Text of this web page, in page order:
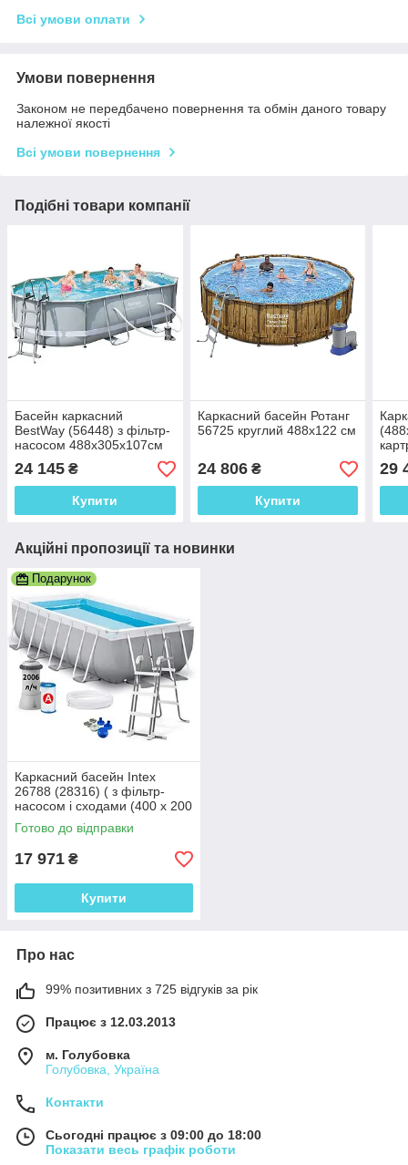
Всі умови оплати
Умови повернення
Законом не передбачено повернення та обмін даного товару
належної якості
Всі умови повернення
Подібні товари компанії
Басейн каркасний
BestWay (56448) з фільтр-
насосом 488х305х107см
24 145 ₴
Купити
Каркасний басейн Ротанг
56725 круглий 488х122 см
24 806₴
Купити
29
Акційні пропозиції та новинки
Подарунок
Каркасний басейн Intex
26788 (28316) ( з фільтр-
насосом і сходами (400 х 200
х 100 см)
Готово до відправки
17 971 ₴
Купити
Про нас
99% позитивних з 725 відгуків за рік
Працює з 12.03.2013
м. Голубовка
Голубовка, Україна
Контакти
Сьогодні працює з 09:00 до 18:00
Показати весь графік роботи